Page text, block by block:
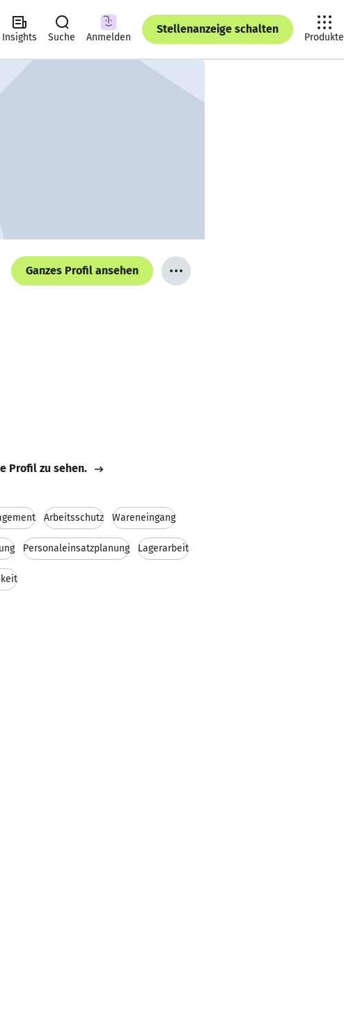
Insights Suche Anmelden
Stellenanzeige schalten
Produkte
Ganzes Profil ansehen
Profil zu sehen.
Arbeitsschutz Wareneingang
Personaleinsatzplanung Lagerarbeit